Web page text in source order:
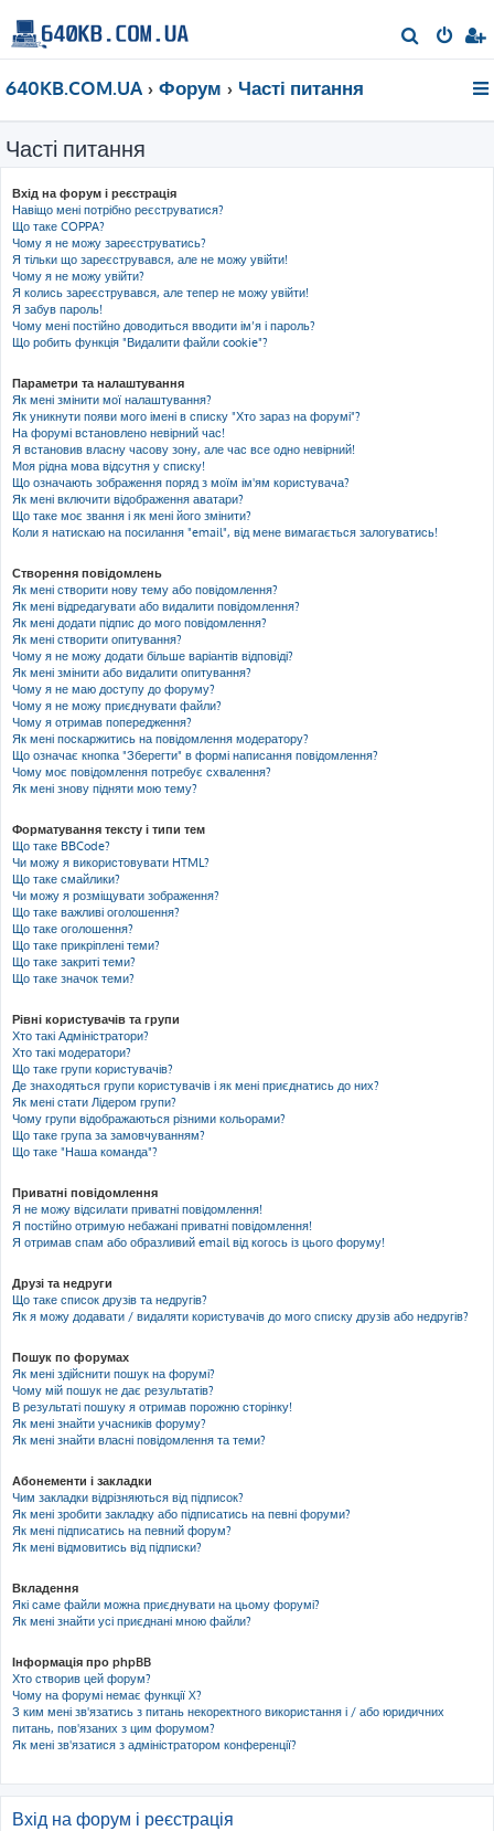
о
640KB.COM.UA Форум Часті питання
Часті питання
Вхід на форум і реєстрація
Навіщо мені потрібно реєструватися?
Що таке COPPA?
Чому я не можу зареєструватись?
Я тільки що зареєструвався, але не можу увійти!
Чому я не можу увійти?
Я колись зареєструвався, але тепер не можу увійти!
Я забув пароль!
Чому мені постійно доводиться вводити ім’я і пароль?
Що робить функція "Видалити файли cookie"?
Параметри та налаштування
Як мені змінити мої налаштування?
Як уникнути появи мого імені в списку "Хто зараз на форумі"?
На форумі встановлено невірний час!
Я встановив власну часову зону, але час все одно невірний!
Моя рідна мова відсутня у списку!
Що означають зображення поряд з моїм ім'ям користувача?
Як мені включити відображення аватари?
Що таке моє звання і як мені його змінити?
Коли я натискаю на посилання "email", від мене вимагається залогуватись!
Створення повідомлень
Як мені створити нову тему або повідомлення?
Як мені відредагувати або видалити повідомлення?
Як мені додати підпис до мого повідомлення?
Як мені створити опитування?
Чому я не можу додати більше варіантів відповіді?
Як мені змінити або видалити опитування?
Чому я не маю доступу до форуму?
Чому я не можу приєднувати файли?
Чому я отримав попередження?
Як мені поскаржитись на повідомлення модератору?
Що означає кнопка "Зберегти" в формі написання повідомлення?
Чому моє повідомлення потребує схвалення?
Як мені знову підняти мою тему?
Форматування тексту і типи тем
Що таке BBCode?
Чи можу я використовувати HTML?
Що таке смайлики?
Чи можу я розміщувати зображення?
Що таке важливі оголошення?
Що таке оголошення?
Що таке прикріплені теми?
Що таке закриті теми?
Що таке значок теми?
Рівні користувачів та групи
Хто такі Адміністратори?
Хто такі модератори?
Що таке групи користувачів?
Де знаходяться групи користувачів і як мені приєднатись до них?
Як мені стати Лідером групи?
Чому групи відображаються різними кольорами?
Що таке група за замовчуванням?
Що таке "Наша команда"?
Приватні повідомлення
Я не можу відсилати приватні повідомлення!
Я постійно отримую небажані приватні повідомлення!
Я отримав спам або образливий email від когось із цього форуму!
Друзі та недруги
Що таке список друзів та недругів?
Як я можу додавати / видаляти користувачів до мого списку друзів або недругів?
Пошук по форумах
Як мені здійснити пошук на форумі?
Чому мій пошук не дає результатів?
В результаті пошуку я отримав порожню сторінку!
Як мені знайти учасників форуму?
Як мені знайти власні повідомлення та теми?
Абонементи і закладки
Чим закладки відрізняються від підписок?
Як мені зробити закладку або підписатись на певні форуми?
Як мені підписатись на певний форум?
Як мені відмовитись від підписки?
Вкладення
Які саме файли можна приєднувати на цьому форумі?
Як мені знайти усі приєднані мною файли?
Інформація про phpBB
Хто створив цей форум?
Чому на форумі немає функції X?
З ким мені зв'язатись з питань некоректного використання і / або юридичних
питань, пов'язаних з цим форумом?
Як мені зв'язатися з адміністратором конференції?
Вхід на форум і реєстрація